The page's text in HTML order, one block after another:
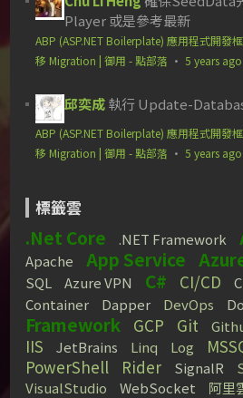
Player 或是參考最新
ABP (ASP.NET Boilerplate) 應用程式開發
移 Migration | 御用 - 點部落 ·5 years ago
邱奕成執行 Update-
ABP (ASP.NET Boilerplate) 應用程式開發
移 Migration | 御用 - 點部落 ·5 years ago
標籤雲
.Net Core .NET Framework
Apache App Service
SQL
Azure VPN C# CI/CD
Container
Dapper DevOps
Framework
GCP Git
IIS JetBrains Linq Log
PowerShell Rider SignalR
VisualStudio
WebSocket 阿里